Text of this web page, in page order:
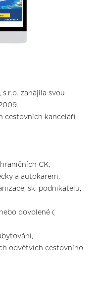
zahájila svou
cestovních kanceláří
CK,
a autokarem,
sk. podnikatelů,
dovolené (
odvětvích cestovního